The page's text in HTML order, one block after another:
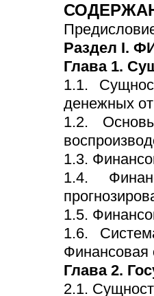
Раздел I.
Глава 1.
1.1.
денежных
1.2.
1.3.
1.4.
1.5.
1.6.
Финансовая
Глава 2.
2.1.